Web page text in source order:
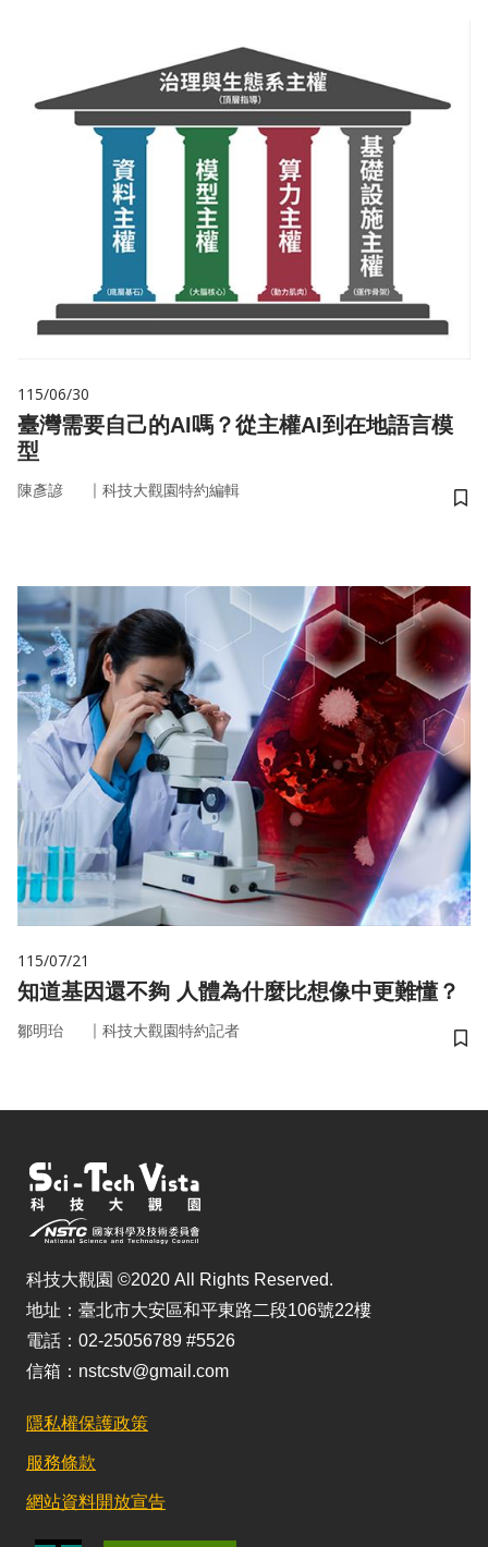
115/06/30
臺灣需要自己的AI嗎？從主權AI到在地語言模
型
陳彥諺 ｜ 科技大觀園特約編輯
儲
115/07/21
知道基因還不夠 人體為什麼比想像中更難懂？
鄒明珆 ｜ 科技大觀園特約記者
儲
科技大觀園 ©2020 All Rights Reserved.
地址：臺北市大安區和平東路二段106號22樓
電話：02-25056789 #5526
信箱：nstcstv@gmail.com
隱私權保護政策
服務條款
網站資料開放宣告